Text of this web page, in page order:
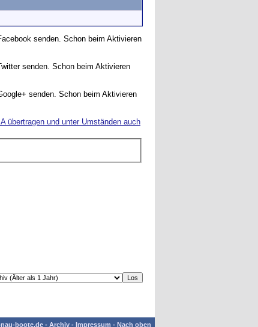
senden. Schon beim Aktivieren
senden. Schon beim Aktivieren
senden. Schon beim Aktivieren
übertragen und unter Umständen auch
boote.de - Archiv - Impressum - Nach oben